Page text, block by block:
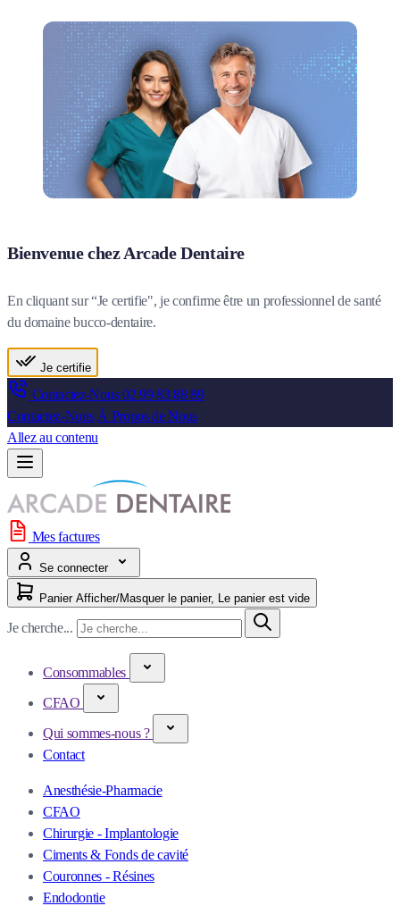
Bienvenue chez Arcade Dentaire
En cliquant sur “Je certifie", je confirme être un professionnel de santé
du domaine bucco-dentaire.
Je certifie
Contactez-Nous02 99 83 88 89
Contactez-Nous À Propos de Nous
Allez au contenu
Mes factures
Se connecter
Panier Afficher/Masquer le panier, Le panier est vide
Je cherche...
Consommables
CFAO
Qui sommes-nous ?
Contact
Anesthésie-Pharmacie
CFAO
Chirurgie - Implantologie
Ciments & Fonds de cavité
Couronnes - Résines
Endodontie